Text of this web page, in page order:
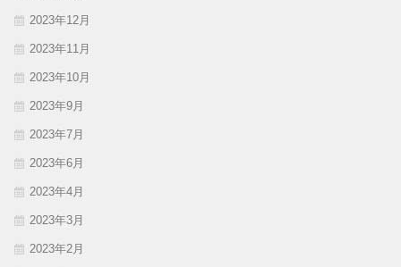
2023年12月
2023年11月
2023年10月
2023年9月
2023年7月
2023年6月
2023年4月
2023年3月
2023年2月